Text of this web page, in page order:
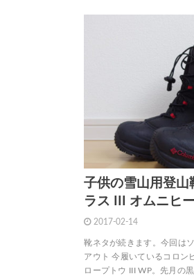
子供の雪山用登山
ラス III オムニヒ
2017-02-14
靴ネタが続きます。今回は
アウト 今履いているコロン
ロープトウ III WP。先月の